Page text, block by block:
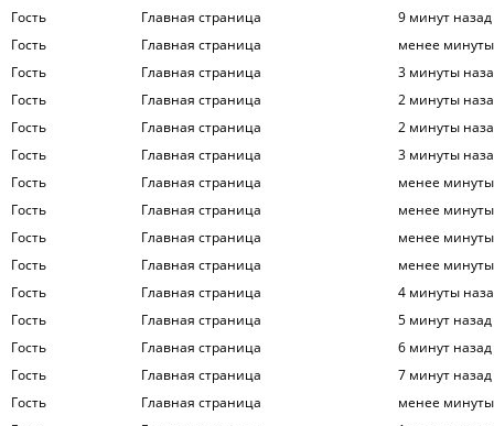
Гость
Главная страница
9 минут назад
Гость
Главная страница
менее
Гость
Главная страница
3 минуты
Гость
Главная страница
2 минуты
Гость
Главная страница
2 минуты
Гость
Главная страница
3 минуты
Гость
Главная страница
менее
Гость
Главная страница
менее
Гость
Главная страница
менее
Гость
Главная страница
менее
Гость
Главная страница
4 минуты
Гость
Главная страница
5 минут назад
Гость
Главная страница
6 минут назад
Гость
Главная страница
7 минут назад
Гость
Главная страница
менее